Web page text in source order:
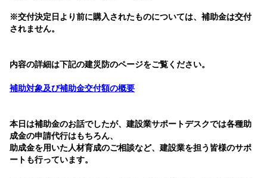
※交付決定日より前に購入されたものについては、補助金は交付
されません。
内容の詳細は下記の建災防のページをご覧ください。
補助対象及び補助金交付額の概要
本日は補助金のお話でしたが、建設業サポートデスクでは各種助
成金の申請代行はもちろん、
助成金を用いた人材育成のご相談など、建設業を担う皆様のサポ
ートも行っています。